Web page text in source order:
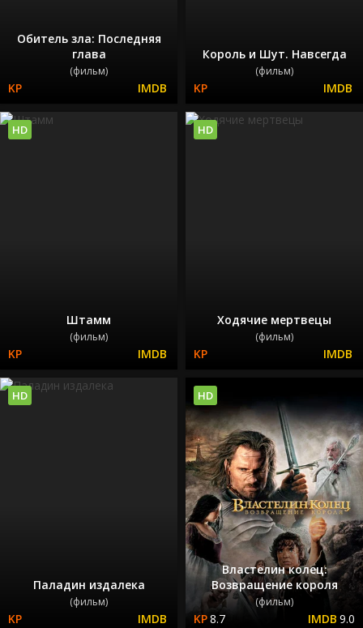
Обитель зла: Последняя
глава
(фильм)
Король и Шут. Навсегда
(фильм)
Штамм
(фильм)
HD
Ходячие мертвецы
(фильм)
HD
Паладин издалека
(фильм)
HD
Властелин колец:
Возвращение короля
(фильм)
8.7 9.0
HD